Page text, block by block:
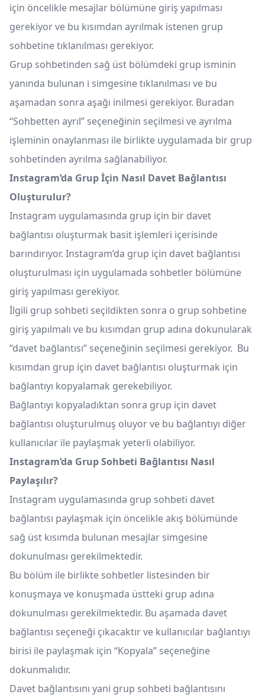
için öncelikle mesajlar bölümüne giriş yapılması
gerekiyor ve bu kısımdan ayrılmak istenen grup
sohbetine tıklanılması gerekiyor.
Grup sohbetinden sağ üst bölümdeki grup isminin
yanında bulunan i simgesine tıklanılması ve bu
aşamadan sonra aşağı inilmesi gerekiyor. Buradan
“Sohbetten ayrıl” seçeneğinin seçilmesi ve ayrılma
işleminin onaylanması ile birlikte uygulamada bir grup
sohbetinden ayrılma sağlanabiliyor.
Instagram’da Grup İçin Nasıl Davet Bağlantısı
Oluşturulur?
Instagram uygulamasında grup için bir davet
bağlantısı oluşturmak basit işlemleri içerisinde
barındırıyor. Instagram’da grup için davet bağlantısı
oluşturulması için uygulamada sohbetler bölümüne
giriş yapılması gerekiyor.
İlgili grup sohbeti seçildikten sonra o grup sohbetine
giriş yapılmalı ve bu kısımdan grup adına dokunularak
“davet bağlantısı” seçeneğinin seçilmesi gerekiyor. Bu
kısımdan grup için davet bağlantısı oluşturmak için
bağlantıyı kopyalamak gerekebiliyor.
Bağlantıyı kopyaladıktan sonra grup için davet
bağlantısı oluşturulmuş oluyor ve bu bağlantıyı diğer
kullanıcılar ile paylaşmak yeterli olabiliyor.
Instagram’da Grup Sohbeti Bağlantısı Nasıl
Paylaşılır?
Instagram uygulamasında grup sohbeti davet
bağlantısı paylaşmak için öncelikle akış bölümünde
sağ üst kısımda bulunan mesajlar simgesine
dokunulması gerekilmektedir.
Bu bölüm ile birlikte sohbetler listesinden bir
konuşmaya ve konuşmada üstteki grup adına
dokunulması gerekilmektedir. Bu aşamada davet
bağlantısı seçeneği çıkacaktır ve kullanıcılar bağlantıyı
birisi ile paylaşmak için “Kopyala” seçeneğine
dokunmalıdır.
Davet bağlantısını yani grup sohbeti bağlantısını